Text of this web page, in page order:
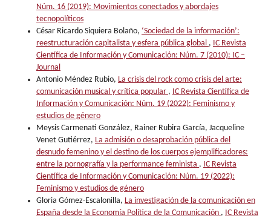
Núm. 16 (2019): Movimientos conectados y abordajes
tecnopolíticos
César Ricardo Siquiera Bolaño, ‘Sociedad de la información’:
reestructuración capitalista y esfera pública global , IC Revista
Científica de Información y Comunicación: Núm. 7 (2010): IC –
Journal
Antonio Méndez Rubio, La crisis del rock como crisis del arte:
comunicación musical y crítica popular , IC Revista Científica de
Información y Comunicación: Núm. 19 (2022): Feminismo y
estudios de género
Meysis Carmenati González, Rainer Rubira García, Jacqueline
Venet Gutiérrez, La admisión o desaprobación pública del
desnudo femenino y el destino de los cuerpos ejemplificadores:
entre la pornografía y la performance feminista , IC Revista
Científica de Información y Comunicación: Núm. 19 (2022):
Feminismo y estudios de género
Gloria Gómez-Escalonilla, La investigación de la comunicación en
España desde la Economía Política de la Comunicación , IC Revista